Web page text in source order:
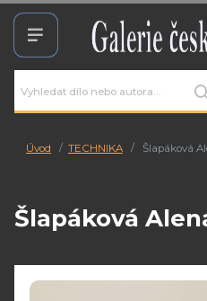
Úvod TECHNIKA Šlapáková
Šlapáková